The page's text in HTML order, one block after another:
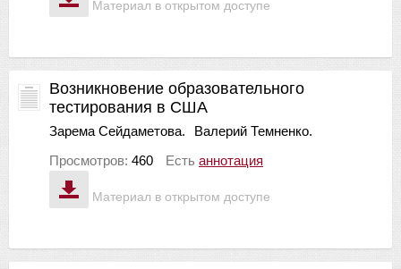
Материал в открытом доступе
Материал в открытом доступе
Возникновение образовательного
тестирования в США
Зарема Сейдаметова.
Валерий Темненко.
Просмотров: 460 Есть аннотация